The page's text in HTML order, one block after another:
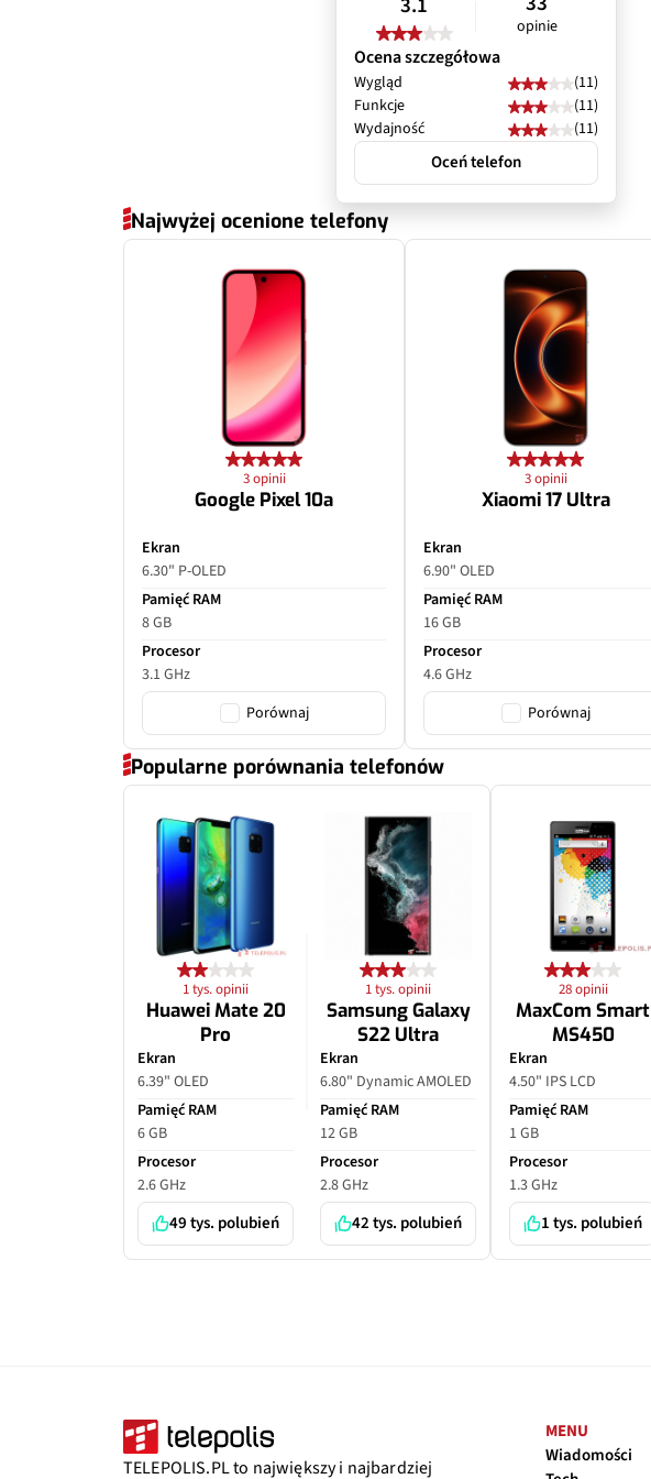
Przysłona
Filmy
Zoom optyczny
Inne
Dodatkowy aparat
opinie
Ocena szczegółowa
Wygląd
(11)
Funkcje
(11)
Wydajność
(11)
Oceń telefon
Najwyżej ocenione telefony
3 opinii
Google Pixel 10a
Ekran
6.30" P-OLED
Pamięć RAM
8 GB
Procesor
3.1 GHz
Porównaj
3 opinii
Xiaomi 17 Ultra
Ekran
6.90" OLED
Pamięć RAM
16 GB
Procesor
4.6 GHz
Porównaj
Popularne porównania telefonów
1 tys. opinii
Huawei Mate 20
Pro
Ekran
6.39" OLED
Pamięć RAM
6 GB
Procesor
2.6 GHz
49 tys. polubień
1 tys. opinii
Samsung Galaxy
S22 Ultra
Ekran
6.80" Dynamic AMOLED
Pamięć RAM
12 GB
Procesor
2.8 GHz
42 tys. polubień
28 opinii
MaxCom Smart
MS450
Ekran
4.50" IPS LCD
Pamięć RAM
1 GB
Procesor
1.3 GHz
1 tys. polubień
TELEPOLIS.PL to największy i najbardziej
MENU
Wiadomości